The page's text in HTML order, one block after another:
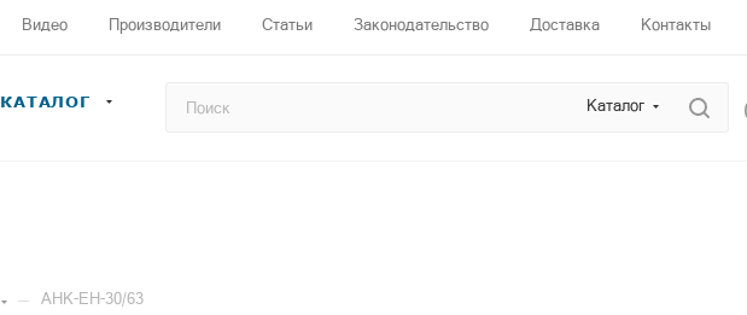
Видео Производители Статьи Законодательство Доставка Контакты
КАТАЛОГ Каталог
— АНК-ЕН-30/63